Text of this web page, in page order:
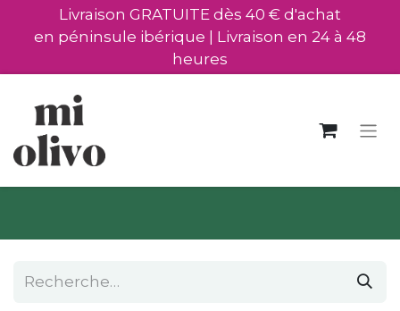
Livraison GRATUITE dès 40 € d'achat
en péninsule ibérique | Livraison en 24 à 48
heures